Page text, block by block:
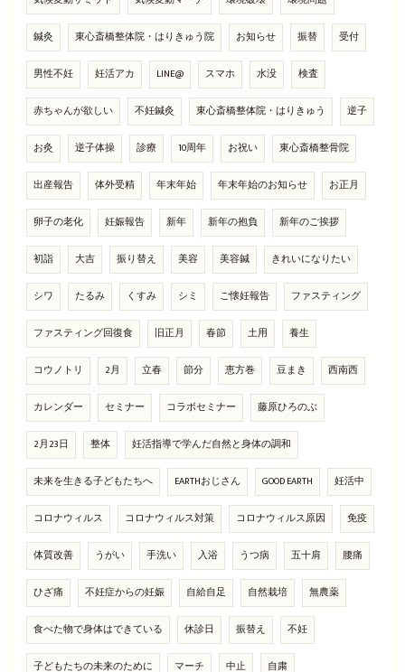
鍼灸 東心斎橋整体院・はりきゅう院 お知らせ 振替 受付
男性不妊 妊活アカ LINE@ スマホ 水没 検査
赤ちゃんが欲しい 不妊鍼灸 東心斎橋整体院・はりきゅう 逆子
お灸 逆子体操 診療 10周年 お祝い 東心斎橋整骨院
出産報告 体外受精 年末年始 年末年始のお知らせ お正月
卵子の老化 妊娠報告 新年 新年の抱負 新年のご挨拶
初詣 大吉 振り替え 美容 美容鍼 きれいになりたい
シワ たるみ くすみ シミ ご懐妊報告 ファスティング
ファスティング回復食 旧正月 春節 土用 養生
コウノトリ 2月 立春 節分 恵方巻 豆まき 西南西
カレンダー セミナー コラボセミナー 藤原ひろのぶ
2月23日 整体 妊活指導で学んだ自然と身体の調和
未来を生きる子どもたちへ EARTHおじさん GOOD EARTH 妊活中
コロナウィルス コロナウィルス対策 コロナウィルス原因 免疫
体質改善 うがい 手洗い 入浴 うつ病 五十肩 腰痛
ひざ痛 不妊症からの妊娠 自給自足 自然栽培 無農薬
食べた物で身体はできている 休診日 振替え 不妊
子どもたちの未来のために マーチ 中止 自粛